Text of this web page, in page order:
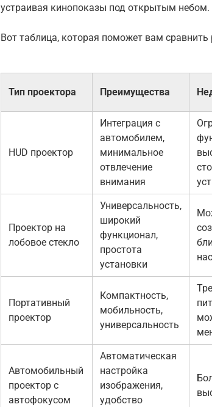
устраивая кинопоказы под открытым небом.
Вот таблица, которая поможет вам
Тип проектора Преимущества
HUD проектор
Интеграция с
автомобилем,
минимальное
отвлечение
внимания
Проектор на
лобовое стекло
Универсальность,
широкий
функционал,
простота
установки
Портативный
проектор
Компактность,
мобильность,
универсальность
Автомобильный
проектор с
автофокусом
Автоматическая
настройка
изображения,
удобство